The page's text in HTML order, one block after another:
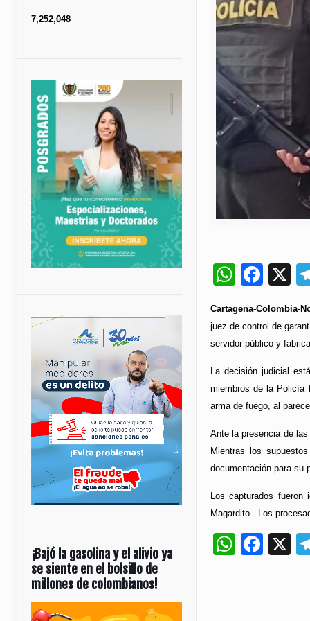
X
Cartagena-Colombia-
juez de control de
servidor público y
La decisión judicial
miembros de la Policía
arma de fuego, al
Ante la presencia de
Mientras los
documentación para su
Los capturados
Magardito. Los
X
7,252,048
¡Bajó la gasolina y el alivio ya
se siente en el bolsillo de
millones de colombianos!
Reproductor